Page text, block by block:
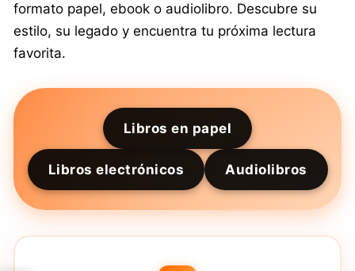
formato papel, ebook o audiolibro. Descubre su
estilo, su legado y encuentra tu próxima lectura
favorita.
Libros en papel
Libros electrónicos Audiolibros